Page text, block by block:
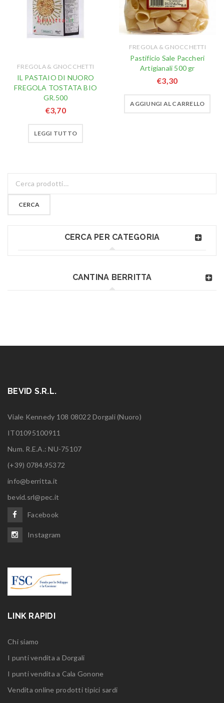
FREGOLA & GNOCCHETTI
IL PASTAIO DI NUORO
FREGOLA TOSTATA BIO
GR.500
€3,70
LEGGI TUTTO
FREGOLA & GNOCCHETTI
Pastificio Sale Paccheri
Artigianali 500 gr
€3,30
AGGIUNGI AL CARRELLO
CERCA
CERCA PER CATEGORIA
CANTINA BERRITTA
BEVID S.R.L.
Viale Kennedy 108 08022 Dorgali (Nuoro)
IT01095100911
Num. R.E.A.: NU-75107
(+39) 0784.95372
info@berritta.it
bevid.srl@pec.it
Facebook
Instagram
LINK RAPIDI
Chi siamo
I punti vendita a Dorgali
I punti vendita a Cala Gonone
Vendita online prodotti tipici sardi